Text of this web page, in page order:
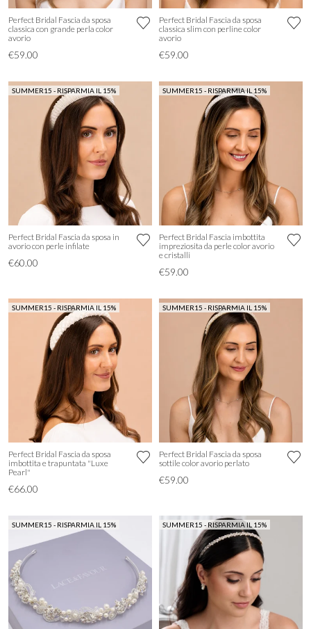
Perfect Bridal Fascia da sposa
classica con grande perla color
avorio
€59.00
Perfect Bridal Fascia da sposa
classica slim con perline color
avorio
€59.00
SUMMER15 - RISPARMIA IL 15%
Perfect Bridal Fascia da sposa in
avorio con perle infilate
€60.00
SUMMER15 - RISPARMIA IL 15%
Perfect Bridal Fascia imbottita
impreziosita da perle color avorio
e cristalli
€59.00
SUMMER15 - RISPARMIA IL 15%
Perfect Bridal Fascia da sposa
imbottita e trapuntata "Luxe
Pearl"
€66.00
SUMMER15 - RISPARMIA IL 15%
Perfect Bridal Fascia da sposa
sottile color avorio perlato
€59.00
SUMMER15 - RISPARMIA IL 15% SUMMER15 - RISPARMIA IL 15%